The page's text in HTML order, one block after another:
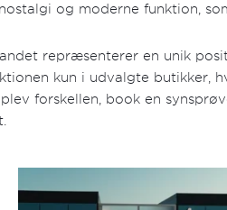
og moderne funktion,
repræsenterer en unik
kun i udvalgte butikker,
forskellen, book en